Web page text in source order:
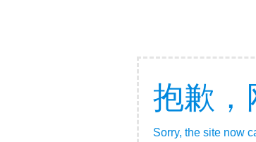
抱歉，
Sorry, the site now